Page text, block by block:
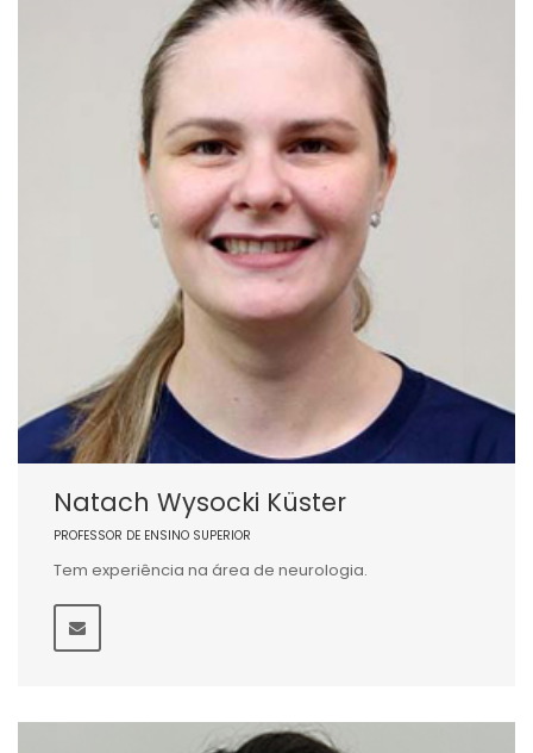
Natach Wysocki Küster
PROFESSOR DE ENSINO SUPERIOR
Tem experiência na área de neurologia.